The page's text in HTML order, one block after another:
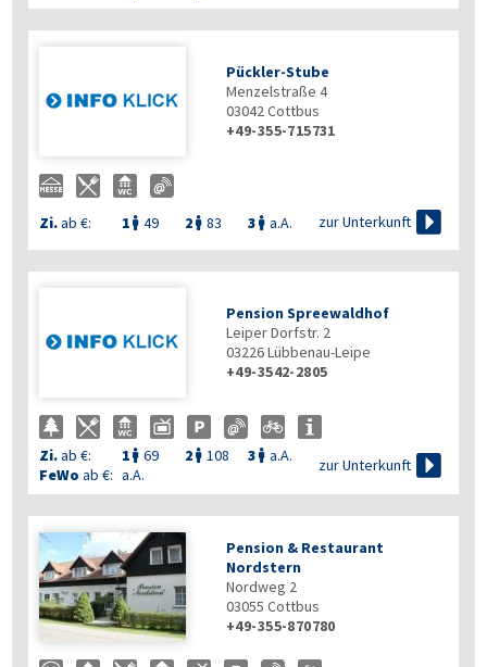
Pückler-Stube
Menzelstraße 4
03042Cottbus
+49-355-715731
Zi.ab €: 1  49 2  83 3  a.A. zur Unterkunft 
Pension Spreewaldhof
Leiper Dorfstr. 2
03226Lübbenau-Leipe
+49-3542-2805
Zi.ab €: 1  69 2  108 3  a.A.
FeWo ab €: a.A.
zur Unterkunft 
Pension & Restaurant
Nordstern
Nordweg 2
03055 Cottbus
+49-355-870780